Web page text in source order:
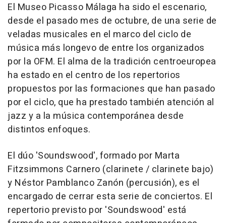
El Museo Picasso Málaga ha sido el escenario,
desde el pasado mes de octubre, de una serie de
veladas musicales en el marco del ciclo de
música más longevo de entre los organizados
por la OFM. El alma de la tradición centroeuropea
ha estado en el centro de los repertorios
propuestos por las formaciones que han pasado
por el ciclo, que ha prestado también atención al
jazz y a la música contemporánea desde
distintos enfoques.
El dúo 'Soundswood', formado por Marta
Fitzsimmons Carnero (clarinete / clarinete bajo)
y Néstor Pamblanco Zanón (percusión), es el
encargado de cerrar esta serie de conciertos. El
repertorio previsto por 'Soundswood' está